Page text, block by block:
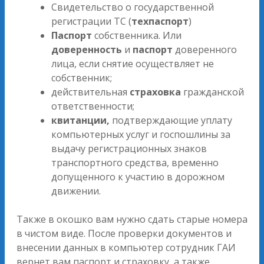
Свидетельство о государственной
регистрации ТС (техпаспорт)
Паспорт собственника. Или
доверенность и паспорт доверенного
лица, если снятие осуществляет не
собственник;
действительная страховка гражданской
ответственности;
квитанции, подтверждающие уплату
компьютерных услуг и госпошлины за
выдачу регистрационных знаков
транспортного средства, временно
допущенного к участию в дорожном
движении.
Также в окошко вам нужно сдать старые номера
в чистом виде. После проверки документов и
внесении данных в компьютер сотрудник ГАИ